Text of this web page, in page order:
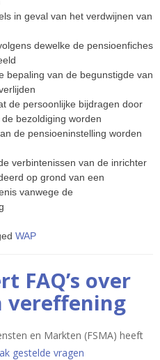
in geval van het verdwijnen van
dewelke de pensioenfiches
bepaling van de begunstigde van
de persoonlijke bijdragen door
bezoldiging worden
de pensioeninstelling worden
verbintenissen van de inrichter
op grond van een
vanwege de
WAP
FAQ’s over
vereffening
en Markten (FSMA) heeft
gestelde vragen